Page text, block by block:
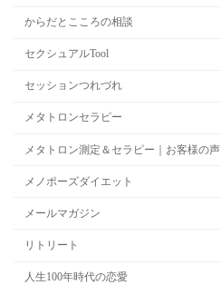
からだとこころの相談
セクシュアルTool
セッションつれづれ
メタトロンセラピー
メタトロン測定＆セラピー｜お客様の声
メノポーズダイエット
メールマガジン
リトリート
人生100年時代の恋愛